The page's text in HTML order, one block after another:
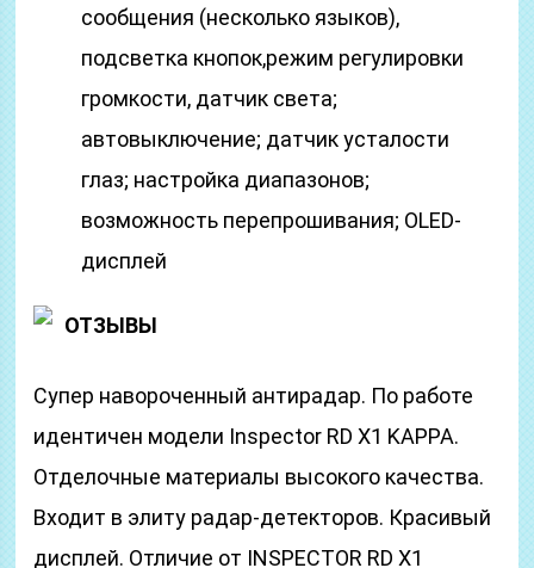
сообщения (несколько языков),
подсветка кнопок,режим регулировки
громкости, датчик света;
автовыключение; датчик усталости
глаз; настройка диапазонов;
возможность перепрошивания; OLED-
дисплей
ОТЗЫВЫ
Супер навороченный антирадар. По работе
идентичен модели Inspector RD X1 KAPPA.
Отделочные материалы высокого качества.
Входит в элиту радар-детекторов. Красивый
дисплей. Отличие от INSPECTOR RD X1